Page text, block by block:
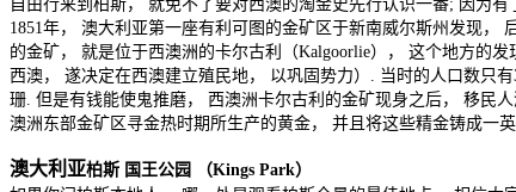
自由行来到柏斯， 就免不了要对西澳的淘金史先行认识一番; 因为
1851年， 澳大利亚第一座有利可图的金矿区于新南威尔斯州发现，
的金矿， 就是位于西澳洲的卡尔古利（Kalgoorlie）， 这个地方的
西澳， 遂决定在西澳建立殖民地， 以巩固势力）. 当时的人口数只
珊. 但是有钱能使鬼推磨， 西澳洲卡尔古利的金矿现身之后， 移民
澳洲东部金矿区寻金热时期所生产的黄金， 并且将这些精金铸成一
澳大利亚柏斯 国王公园 （Kings Park）